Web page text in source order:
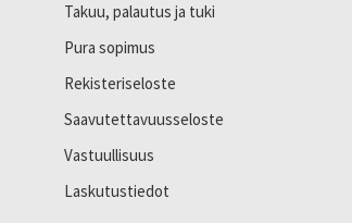
Takuu, palautus ja tuki
Pura sopimus
Rekisteriseloste
Saavutettavuusseloste
Vastuullisuus
Laskutustiedot